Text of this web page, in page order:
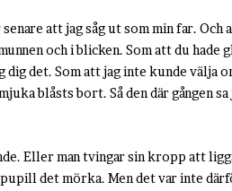
att jag såg ut som min far. Och
och i blicken. Som att du hade
det. Som att jag inte kunde välja
blåsts bort. Så den där gången
Eller man tvingar sin kropp att
det mörka. Men det var inte